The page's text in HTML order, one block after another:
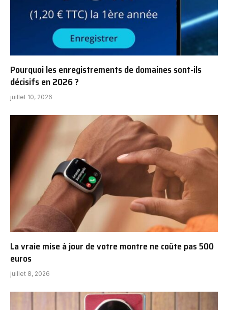
Pourquoi les enregistrements de domaines sont-ils
décisifs en 2026 ?
juillet 10, 2026
La vraie mise à jour de votre montre ne coûte pas 500
euros
juillet 8, 2026